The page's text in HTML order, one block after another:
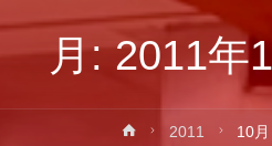
月:2011年
ホ
2011 10月